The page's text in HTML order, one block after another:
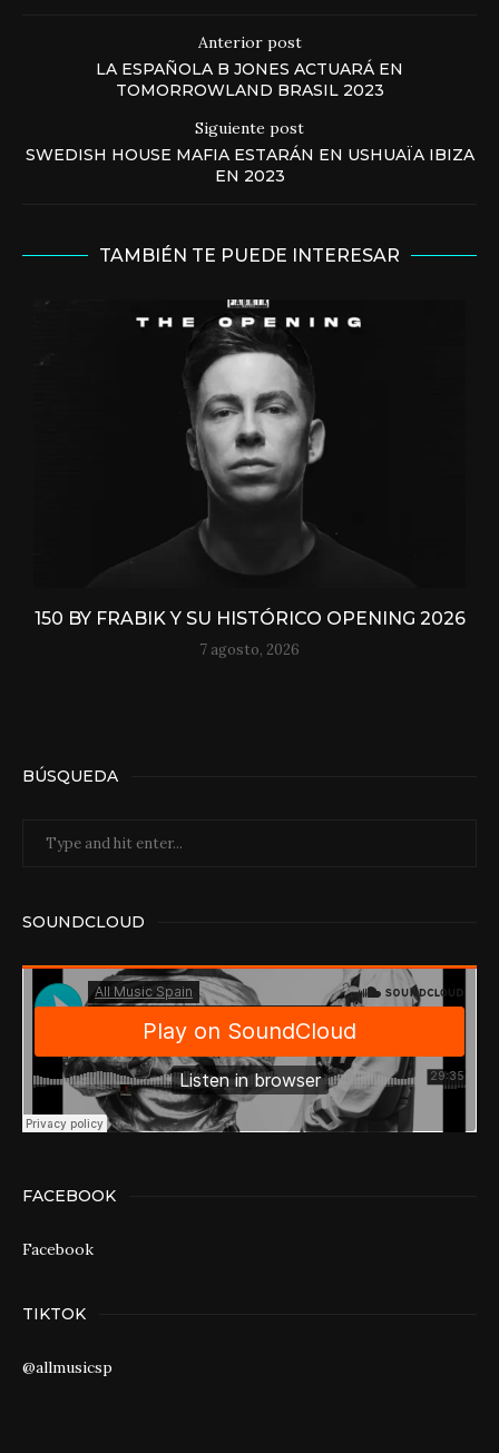
Anterior post
LA ESPAÑOLA B JONES ACTUARÁ EN
TOMORROWLAND BRASIL 2023
Siguiente post
SWEDISH HOUSE MAFIA ESTARÁN EN USHUAÏA IBIZA
EN 2023
TAMBIÉN TE PUEDE INTERESAR
150 BY FRABIK Y SU HISTÓRICO OPENING 2026
7 agosto, 2026
BÚSQUEDA
SOUNDCLOUD
FACEBOOK
Facebook
TIKTOK
@allmusicsp